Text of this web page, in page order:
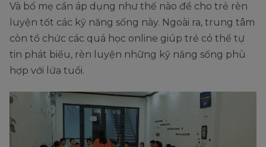
Và bố mẹ cần áp dụng như thế nào để cho trẻ rèn
luyện tốt các kỹ năng sống này. Ngoài ra, trung tâm
còn tổ chức các quá học online giúp trẻ có thể tự
tin phát biểu, rèn luyện những kỹ năng sống phù
hợp với lứa tuổi.